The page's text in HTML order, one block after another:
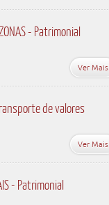
- Patrimonial
Ver Mais
de valores
Ver Mais
- Patrimonial